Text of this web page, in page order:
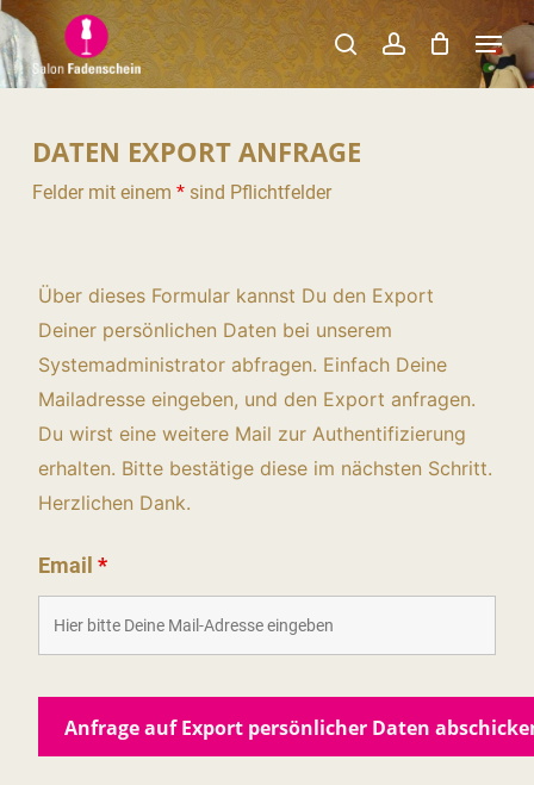
Skip
to
main
searchaccount
Menu
DATEN EXPORT ANFRAGE
Felder mit einem* sind Pflichtfelder
Über dieses Formular kannst Du den Export
Deiner persönlichen Daten bei unserem
Systemadministrator abfragen. Einfach Deine
Mailadresse eingeben, und den Export anfragen.
Du wirst eine weitere Mail zur Authentifizierung
erhalten. Bitte bestätige diese im nächsten Schritt.
Herzlichen Dank.
Email*
Close